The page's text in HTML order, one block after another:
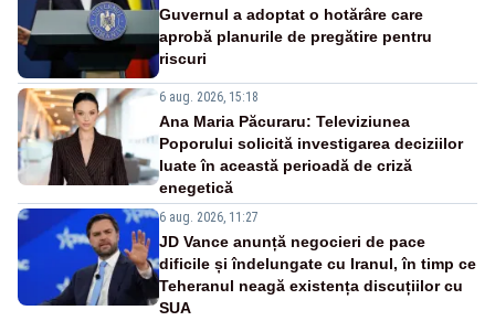
Guvernul a adoptat o hotărâre care
aprobă planurile de pregătire pentru
riscuri
6 aug. 2026, 15:18
Ana Maria Păcuraru: Televiziunea
Poporului solicită investigarea deciziilor
luate în această perioadă de criză
enegetică
6 aug. 2026, 11:27
JD Vance anunță negocieri de pace
dificile și îndelungate cu Iranul, în timp ce
Teheranul neagă existența discuțiilor cu
SUA